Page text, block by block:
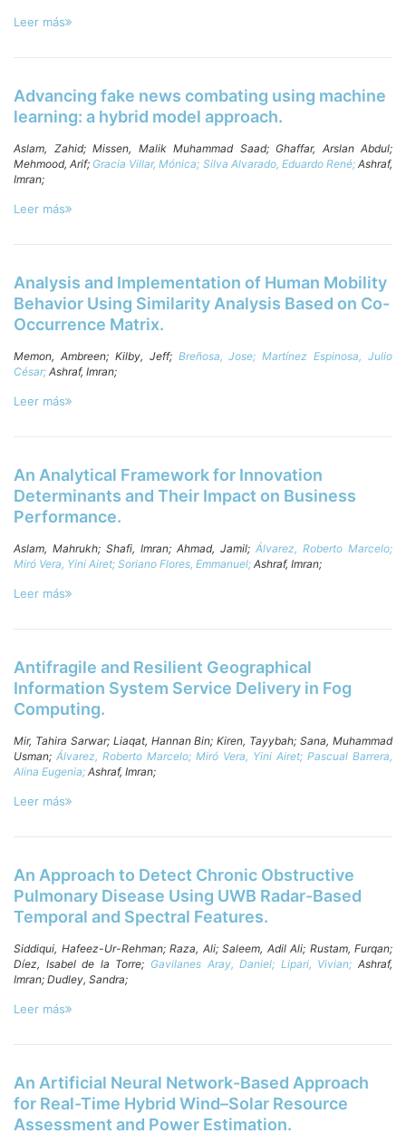
Leer más
Advancing fake news combating using machine
learning: a hybrid model approach.
Aslam, Zahid; Missen, Malik Muhammad Saad; Ghaffar, Arslan Abdul;
Mehmood, Arif; Gracia Villar, Mónica; Silva Alvarado, Eduardo René;Ashraf,
Imran;
Leer más
Analysis and Implementation of Human Mobility
Behavior Using Similarity Analysis Based on Co-
Occurrence Matrix.
Memon, Ambreen; Kilby, Jeff; Breñosa, Jose;Martínez Espinosa, Julio
César; Ashraf, Imran;
Leer más
An Analytical Framework for Innovation
Determinants and Their Impact on Business
Performance.
Aslam, Mahrukh; Shafi, Imran; Ahmad, Jamil; Álvarez, Roberto Marcelo;
Miró Vera, Yini Airet; Soriano Flores, Emmanuel; Ashraf, Imran;
Leer más
Antifragile and Resilient Geographical
Information System Service Delivery in Fog
Computing.
Mir, Tahira Sarwar; Liaqat, Hannan Bin;Kiren, Tayybah;Sana, Muhammad
Usman; Álvarez, Roberto Marcelo; Miró Vera, Yini Airet; Pascual Barrera,
Alina Eugenia; Ashraf, Imran;
Leer más
An Approach to Detect Chronic Obstructive
Pulmonary Disease Using UWB Radar-Based
Temporal and Spectral Features.
Siddiqui, Hafeez-Ur-Rehman; Raza, Ali; Saleem, Adil Ali; Rustam, Furqan;
Díez, Isabel de la Torre; Gavilanes Aray, Daniel; Lipari, Vivian;Ashraf,
Imran; Dudley, Sandra;
Leer más
An Artificial Neural Network-Based Approach
for Real-Time Hybrid Wind–Solar Resource
Assessment and Power Estimation.